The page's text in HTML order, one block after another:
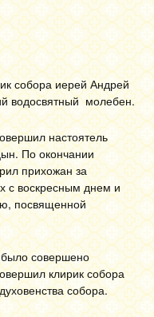
собора иерей Андрей
водосвятный молебен.
настоятель
По окончании
прихожан за
с воскресным днем и
посвященной
совершено
клирик собора
собора.